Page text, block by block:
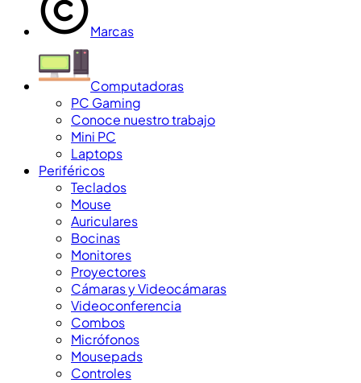
Marcas
Computadoras
PC Gaming
Conoce nuestro trabajo
Mini PC
Laptops
Periféricos
Teclados
Mouse
Auriculares
Bocinas
Monitores
Proyectores
Cámaras y Videocámaras
Videoconferencia
Combos
Micrófonos
Mousepads
Controles